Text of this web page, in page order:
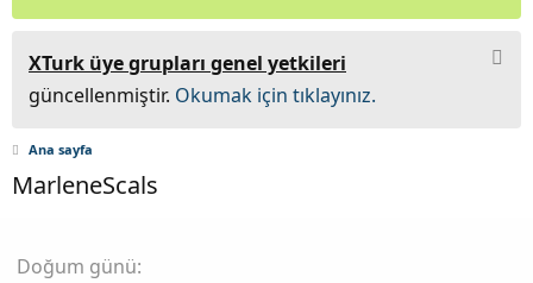
XTurk üye grupları genel yetkileri
güncellenmiştir. Okumak için tıklayınız.
Ana sayfa
MarleneScals
Doğum günü